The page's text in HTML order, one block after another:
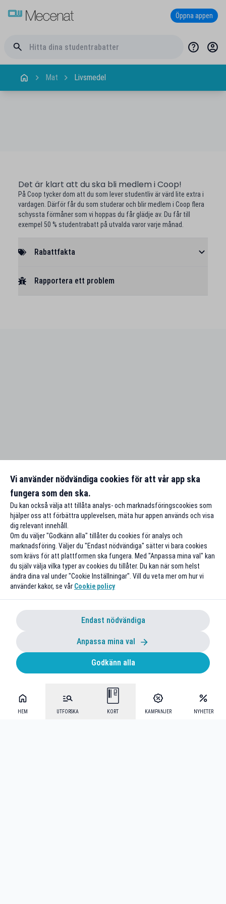
HEM UTFORSKA KORT KAMPANJER NYHETER
Öppna appen
Mat Livsmedel
Det är klart att du ska bli medlem i Coop!
På Coop tycker dom att du som lever studentliv är värd lite extra i
vardagen. Därför får du som studerar och blir medlem i Coop flera
schyssta förmåner som vi hoppas du får glädje av. Du får till
exempel 50 % studentrabatt på utvalda varor varje månad.
Rabattfakta
Rapportera ett problem
Vi använder nödvändiga cookies för att vår app ska
fungera som den ska.
Du kan också välja att tillåta analys- och marknadsföringscookies som
hjälper oss att förbättra upplevelsen, mäta hur appen används och visa
dig relevant innehåll.
Om du väljer "Godkänn alla" tillåter du cookies för analys och
marknadsföring. Väljer du "Endast nödvändiga" sätter vi bara cookies
som krävs för att plattformen ska fungera. Med "Anpassa mina val" kan
du själv välja vilka typer av cookies du tillåter. Du kan när som helst
ändra dina val under "Cookie Inställningar". Vill du veta mer om hur vi
använder kakor, se vår Cookie policy
Endast nödvändiga
Anpassa mina val
Godkänn alla